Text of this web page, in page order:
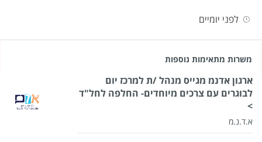
לפני יומיים
משרות מתאימות נוספות
ארגון אדנמ מגייס מנהל /ת למרכז יום
לבוגרים עם צרכים מיוחדים- החלפה לחל"ד
>
א.ד.נ.מ